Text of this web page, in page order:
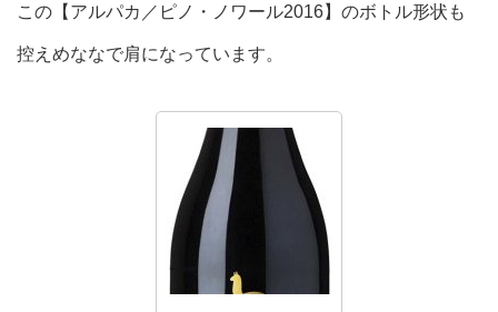
この【アルパカ／ピノ・ノワール2016】のボトル形状も
控えめななで肩になっています。